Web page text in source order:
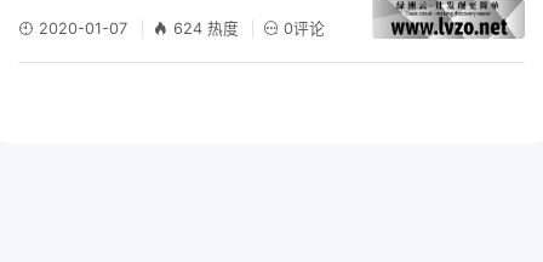
2020-01-07 624 热度 0评论